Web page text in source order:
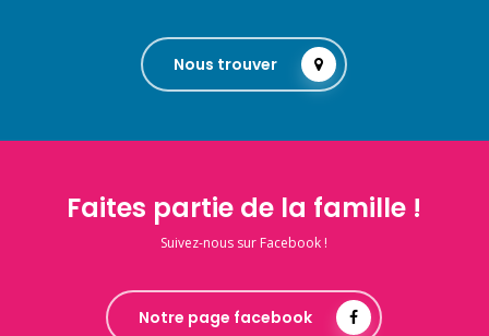
Nous trouver
Faites partie de la famille !
Suivez-nous sur Facebook !
Notre page facebook